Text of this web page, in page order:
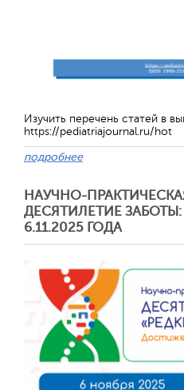
Изучить перечень статей в
https://pediatriajournal.ru/hot
подробнее
НАУЧНО-
ДЕСЯТИЛЕТИЕ
6.11.2025 ГОДА